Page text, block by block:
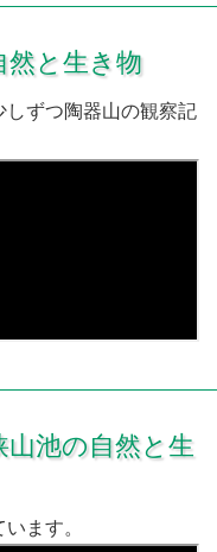
然と生き物
ずつ陶器山の観察記
池の自然と生
ます。